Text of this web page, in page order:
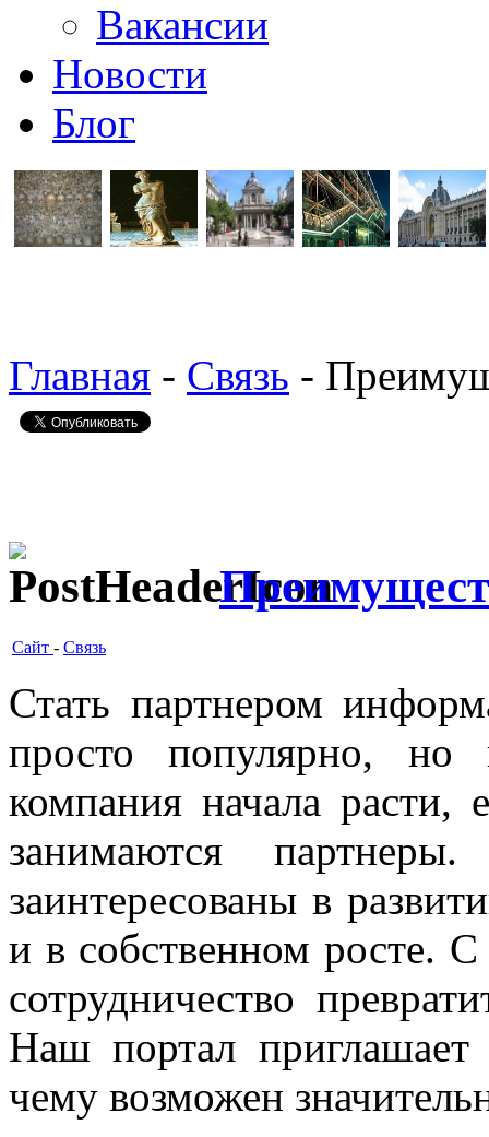
Вакансии
Новости
Блог
Главная - Связь -
Сайт - Связь
Стать партнером
просто популярно,
компания начала
занимаются
заинтересованы в
и в собственном росте.
сотрудничество
Наш портал приглашает
чему возможен